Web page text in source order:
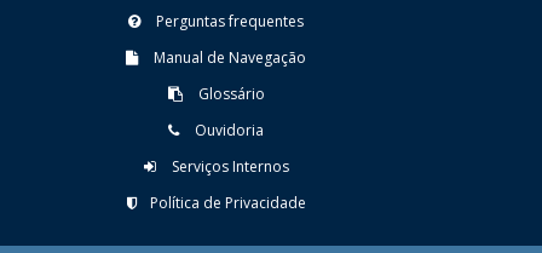
Perguntas frequentes
Manual de Navegação
Glossário
Ouvidoria
Serviços Internos
Política de Privacidade